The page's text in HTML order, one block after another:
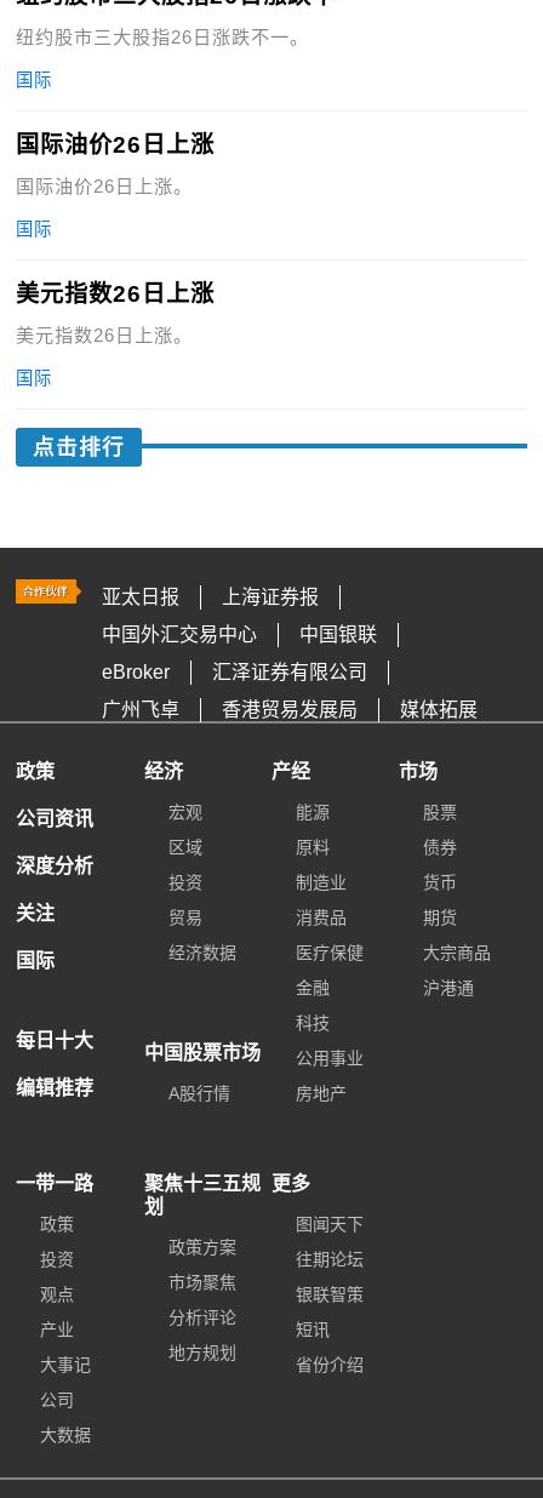
纽约股市三大股指26日涨跌不一。
国际
国际油价26日上涨
国际油价26日上涨。
国际
美元指数26日上涨
美元指数26日上涨。
国际
点击排行
亚太日报
上海证券报
中国外汇交易中心
中国银联
eBroker
汇泽证券有限公司
广州飞卓
香港贸易发展局 媒体拓展
政策
公司资讯
深度分析
关注
国际
每日十大
编辑推荐
经济
宏观
区域
投资
贸易
经济数据
中国股票市场
A股行情
产经
能源
原料
制造业
消费品
医疗保健
金融
科技
公用事业
房地产
市场
股票
债券
货币
期货
大宗商品
沪港通
一带一路
政策
投资
观点
产业
大事记
公司
大数据
聚焦十三五规
划
政策方案
市场聚焦
分析评论
地方规划
更多
图闻天下
往期论坛
银联智策
短讯
省份介绍